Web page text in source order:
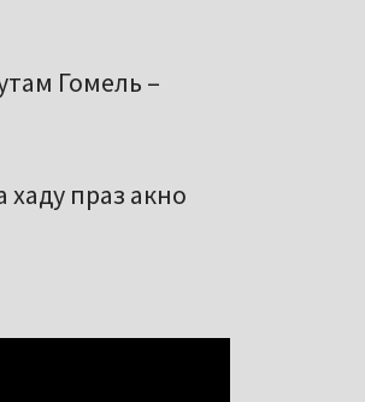
Гомель –
хаду праз акно